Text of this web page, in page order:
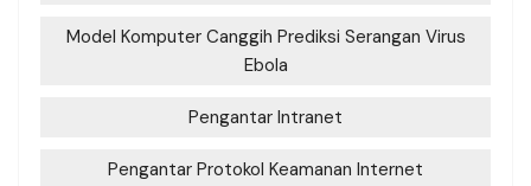
Model Komputer Canggih Prediksi Serangan Virus
Ebola
Pengantar Intranet
Pengantar Protokol Keamanan Internet